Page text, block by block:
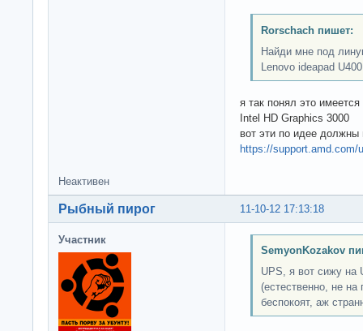
Rorschach пишет:
Найди мне под
Lenovo ideapad U400
я так понял это
Intel HD Graphics 3000
вот эти по идее должны
https://
Неактивен
11-10-12 17:13:18
Рыбный пирог
Участник
SemyonKozakov
UPS, я вот сижу на
(естественно, не
беспокоят, аж